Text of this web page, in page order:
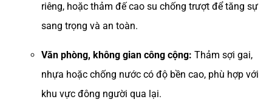
riêng, hoặc thảm đế cao su chống trượt để tăng sự
sang trọng và an toàn.
Văn phòng, không gian công cộng: Thảm sợi gai,
nhựa hoặc chống nước có độ bền cao, phù hợp với
khu vực đông người qua lại.